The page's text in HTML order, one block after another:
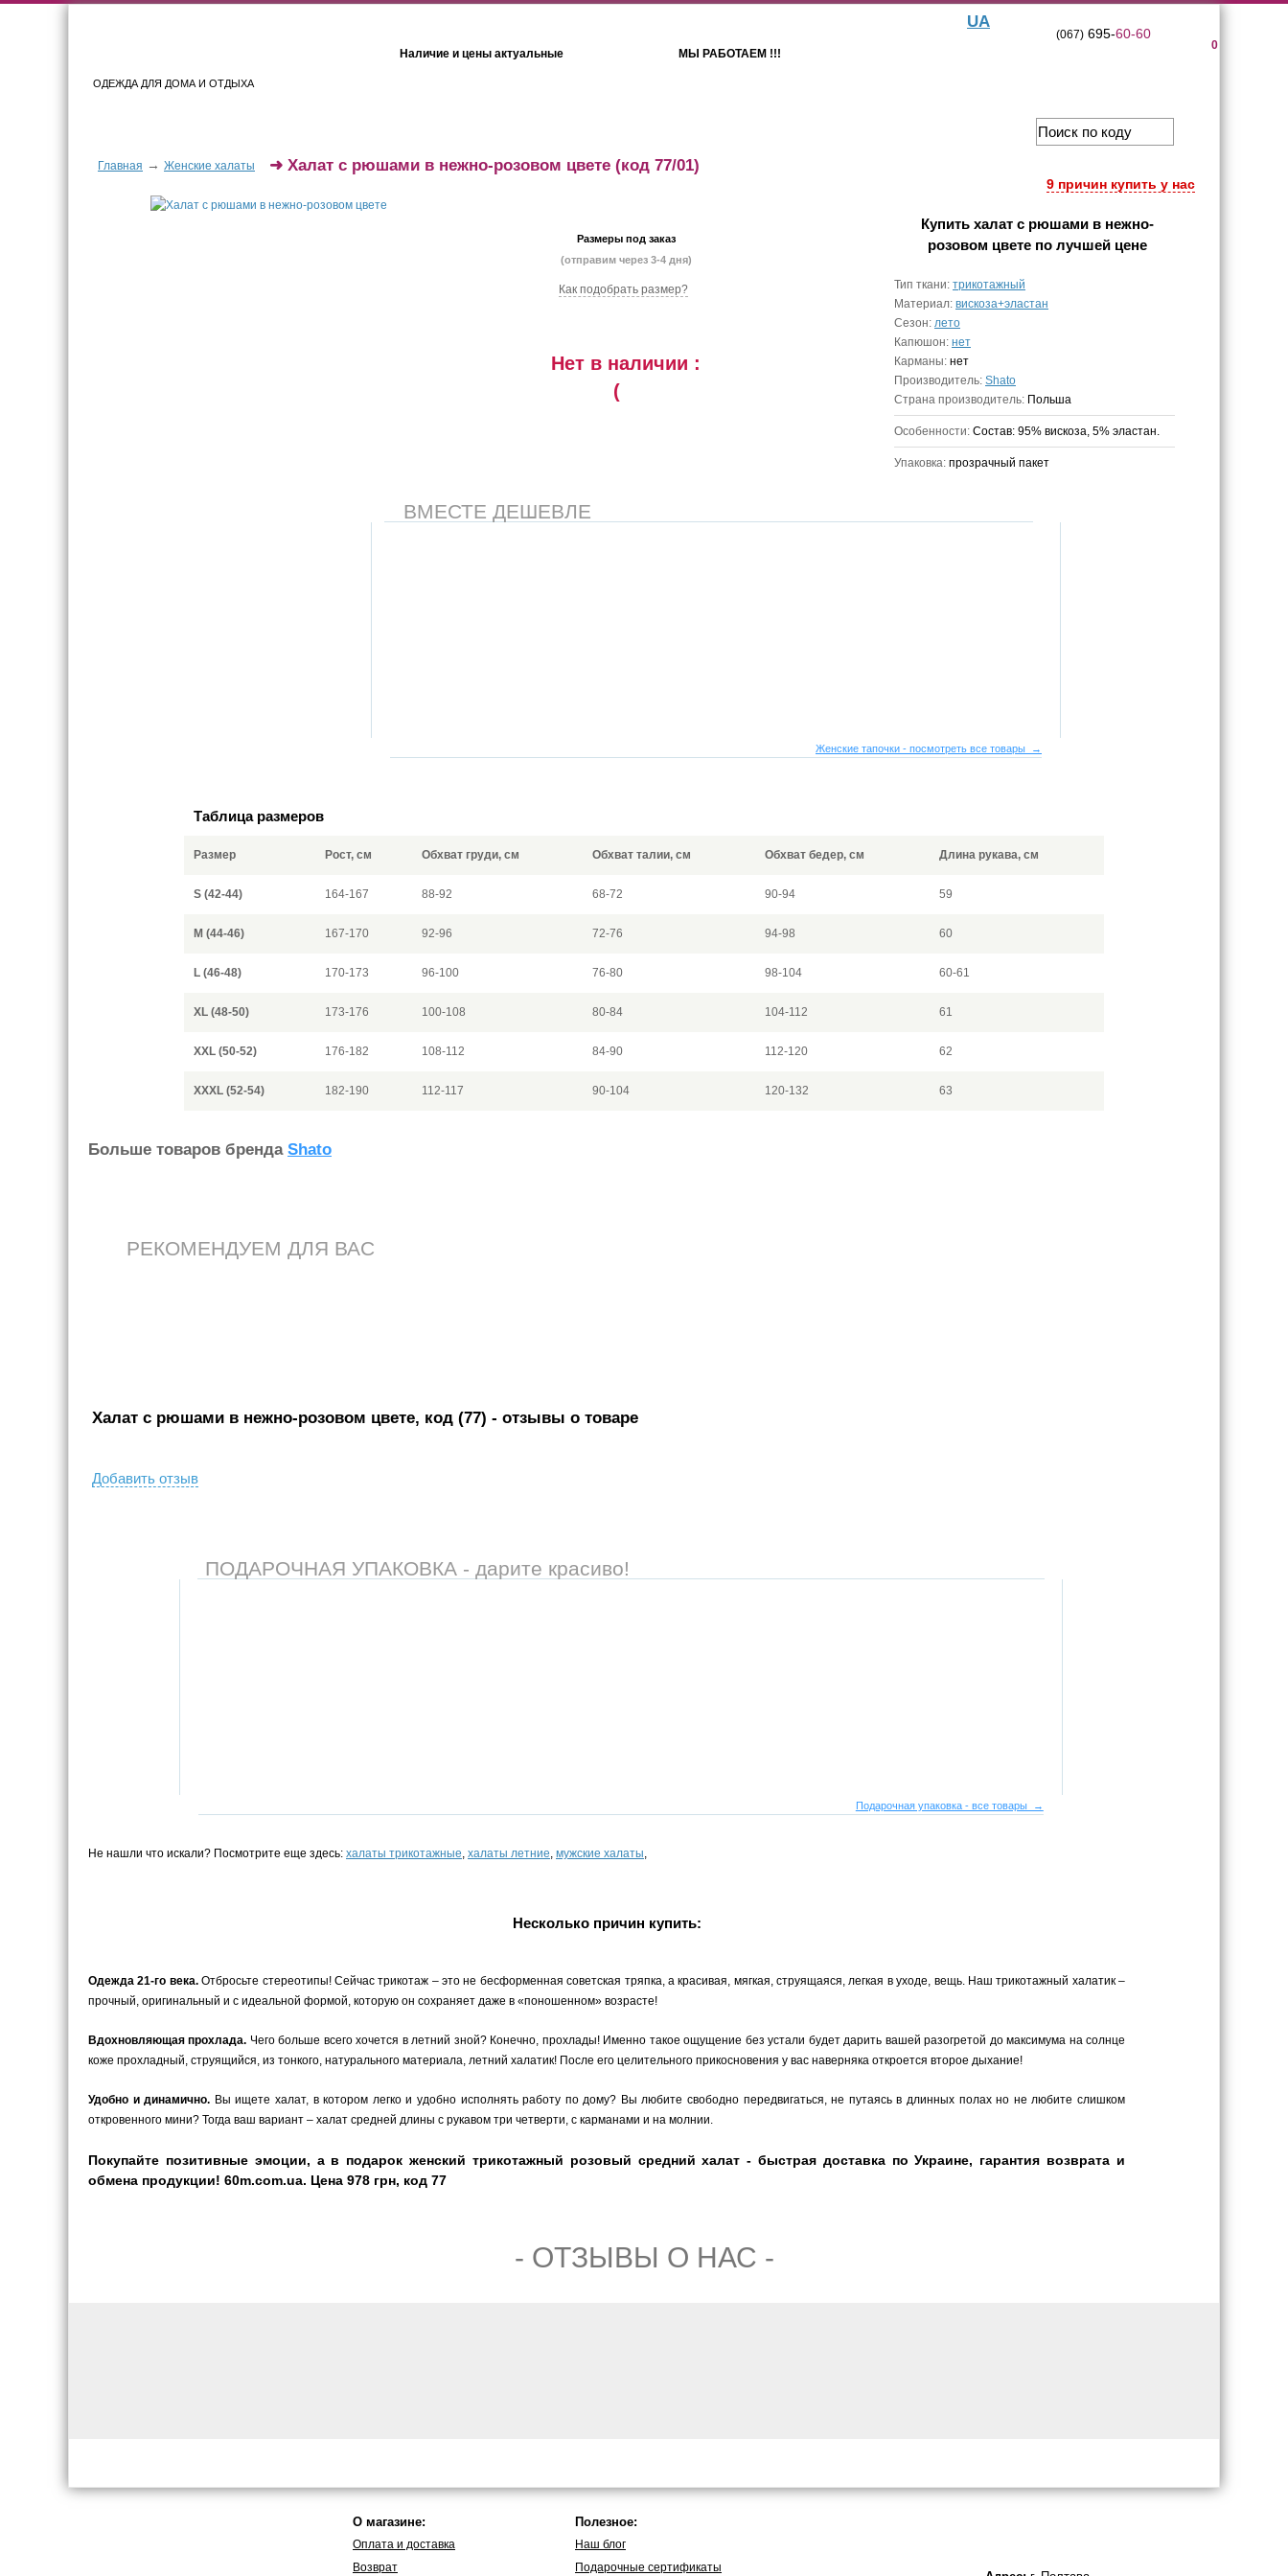
ОДЕЖДА ДЛЯ ДОМА И ОТДЫХА
Наличие и цены актуальные МЫ РАБОТАЕМ !!!
UA
0
(067)695-60-60
Главная → Женские халаты
9 причин купить у нас
➜ Халат с рюшами в нежно-розовом цвете (код 77/01)
Размеры под заказ
(отправим через 3-4 дня)
Как подобрать размер?
Нет в наличии :
(
Купить халат с рюшами в нежно-
розовом цветепо лучшей цене
Тип ткани: трикотажный
Материал: вискоза+эластан
Сезон: лето
Капюшон: нет
Карманы: нет
Производитель: Shato
Страна производитель: Польша
Особенности: Состав: 95% вискоза, 5% эластан.
Упаковка: прозрачный пакет
ВМЕСТЕ ДЕШЕВЛЕ
Женские тапочки - посмотреть все товары →
Таблица размеров
Размер Рост, см Обхват груди, см Обхват талии, см Обхват бедер, см Длина рукава, см
S (42-44) 164-167 88-92 68-72 90-94 59
M (44-46) 167-170 92-96 72-76 94-98 60
L (46-48) 170-173 96-100 76-80 98-104 60-61
XL (48-50) 173-176 100-108 80-84 104-112 61
XXL (50-52) 176-182 108-112 84-90 112-120 62
XXXL (52-54) 182-190 112-117 90-104 120-132 63
Больше товаров бренда Shato
РЕКОМЕНДУЕМ ДЛЯ ВАС
Халат с рюшами в нежно-розовом цвете, код (77) - отзывы о товаре
Добавить отзыв
ПОДАРОЧНАЯ УПАКОВКА - дарите красиво!
Подарочная упаковка - все товары →
Не нашли что искали? Посмотрите еще здесь: халаты трикотажные, халаты летние, мужские халаты,
Несколько причин купить:
Одежда 21-го века.Отбросьте стереотипы! Сейчас трикотаж – это не бесформенная советская тряпка, а красивая, мягкая, струящаяся, легкая в уходе, вещь. Наш трикотажный халатик –
прочный, оригинальный и с идеальной формой, которую он сохраняет даже в «поношенном» возрасте!
Вдохновляющая прохлада. Чего больше всего хочется в летний зной? Конечно, прохлады! Именно такое ощущение без устали будет дарить вашей разогретой до максимума на солнце
коже прохладный, струящийся, из тонкого, натурального материала, летний халатик! После его целительного прикосновения у вас наверняка откроется второе дыхание!
Удобно и динамично. Вы ищете халат, в котором легко и удобно исполнять работу по дому? Вы любите свободно передвигаться, не путаясь в длинных полах но не любите слишком
откровенного мини? Тогда ваш вариант – халат средней длины с рукавом три четверти, с карманами и на молнии.
Покупайте позитивные эмоции, а в подарок женский трикотажный розовый средний халат - быстрая доставка по Украине, гарантия возврата и
обмена продукции! 60m.com.ua. Цена 978 грн, код 77
- ОТЗЫВЫ О НАС -
О магазине:
Оплата и доставка
Возврат
Полезное:
Наш блог
Подарочные сертификаты